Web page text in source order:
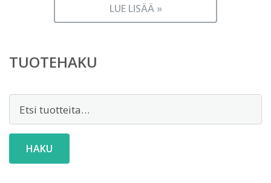
LUE LISÄÄ »
TUOTEHAKU
HAKU